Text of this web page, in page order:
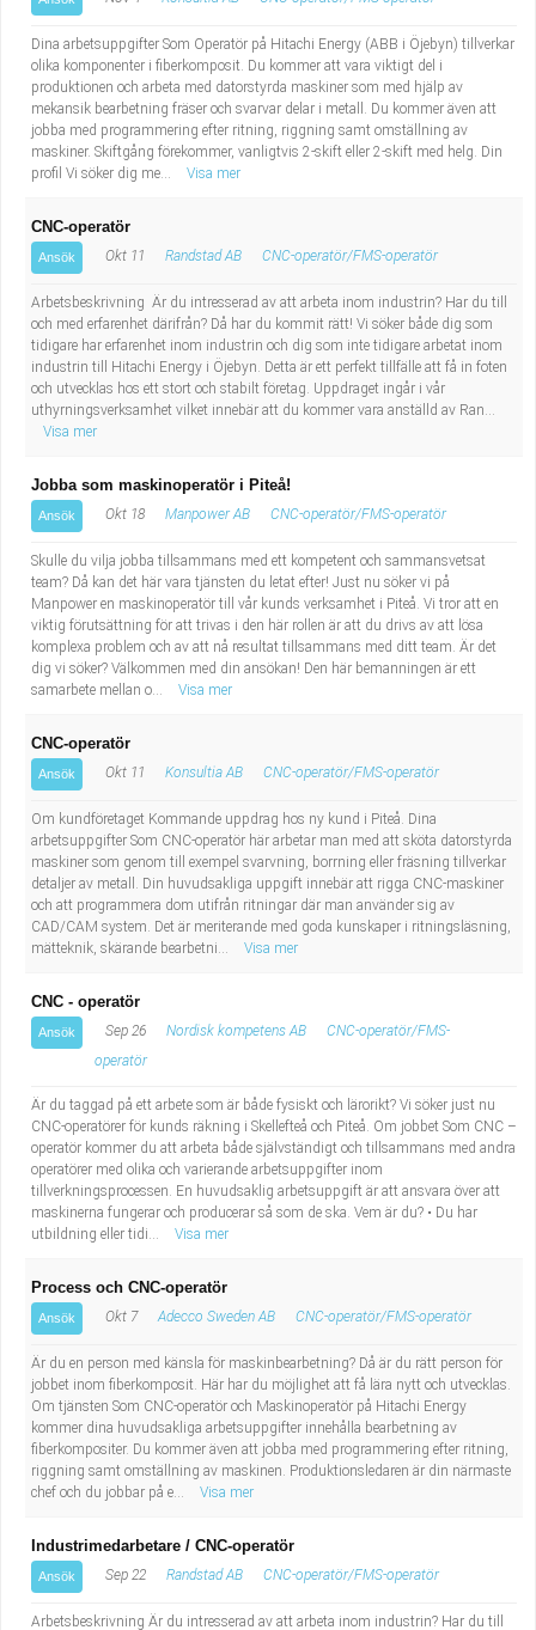
Dina arbetsuppgifter Som Operatör på Hitachi Energy (ABB i Öjebyn) tillverkar
olika komponenter i fiberkomposit. Du kommer att vara viktigt del i
produktionen och arbeta med datorstyrda maskiner som med hjälp av
mekansik bearbetning fräser och svarvar delar i metall. Du kommer även att
jobba med programmering efter ritning, riggning samt omställning av
maskiner. Skiftgång förekommer, vanligtvis 2-skift eller 2-skift med helg. Din
profil Vi söker dig me...
Visa mer
CNC-operatör
Ansök Okt 11 Randstad AB CNC-operatör/FMS-operatör
Arbetsbeskrivning Är du intresserad av att arbeta inom industrin? Har du till
och med erfarenhet därifrån? Då har du kommit rätt! Vi söker både dig som
tidigare har erfarenhet inom industrin och dig som inte tidigare arbetat inom
industrin till Hitachi Energy i Öjebyn. Detta är ett perfekt tillfälle att få in foten
och utvecklas hos ett stort och stabilt företag. Uppdraget ingår i vår
uthyrningsverksamhet vilket innebär att du kommer vara anställd av Ran...
Visa mer
Jobba som maskinoperatör i Piteå!
Ansök Okt 18 Manpower AB CNC-operatör/FMS-operatör
Skulle du vilja jobba tillsammans med ett kompetent och sammansvetsat
team? Då kan det här vara tjänsten du letat efter! Just nu söker vi på
Manpower en maskinoperatör till vår kunds verksamhet i Piteå. Vi tror att en
viktig förutsättning för att trivas i den här rollen är att du drivs av att lösa
komplexa problem och av att nå resultat tillsammans med ditt team. Är det
dig vi söker? Välkommen med din ansökan! Den här bemanningen är ett
samarbete mellan o...
Visa mer
CNC-operatör
Ansök Okt 11 Konsultia AB CNC-operatör/FMS-operatör
Om kundföretaget Kommande uppdrag hos ny kund i Piteå. Dina
arbetsuppgifter Som CNC-operatör här arbetar man med att sköta datorstyrda
maskiner som genom till exempel svarvning, borrning eller fräsning tillverkar
detaljer av metall. Din huvudsakliga uppgift innebär att rigga CNC-maskiner
och att programmera dom utifrån ritningar där man använder sig av
CAD/CAM system. Det är meriterande med goda kunskaper i ritningsläsning,
mätteknik, skärande bearbetni...
Visa mer
CNC - operatör
Ansök Sep 26 Nordisk kompetens AB
CNC-operatör/FMS-
operatör
Är du taggad på ett arbete som är både fysiskt och lärorikt? Vi söker just nu
CNC-operatörer för kunds räkning i Skellefteå och Piteå. Om jobbet Som CNC –
operatör kommer du att arbeta både självständigt och tillsammans med andra
operatörer med olika och varierande arbetsuppgifter inom
tillverkningsprocessen. En huvudsaklig arbetsuppgift är att ansvara över att
maskinerna fungerar och producerar så som de ska. Vem är du? • Du har
utbildning eller tidi...
Visa mer
Process och CNC-operatör
Ansök Okt 7 Adecco Sweden AB CNC-operatör/FMS-operatör
Är du en person med känsla för maskinbearbetning? Då är du rätt person för
jobbet inom fiberkomposit. Här har du möjlighet att få lära nytt och utvecklas.
Om tjänsten Som CNC-operatör och Maskinoperatör på Hitachi Energy
kommer dina huvudsakliga arbetsuppgifter innehålla bearbetning av
fiberkompositer. Du kommer även att jobba med programmering efter ritning,
riggning samt omställning av maskinen. Produktionsledaren är din närmaste
chef och du jobbar på e...
Visa mer
Industrimedarbetare / CNC-operatör
Ansök Sep 22 Randstad AB CNC-operatör/FMS-operatör
Arbetsbeskrivning Är du intresserad av att arbeta inom industrin? Har du till